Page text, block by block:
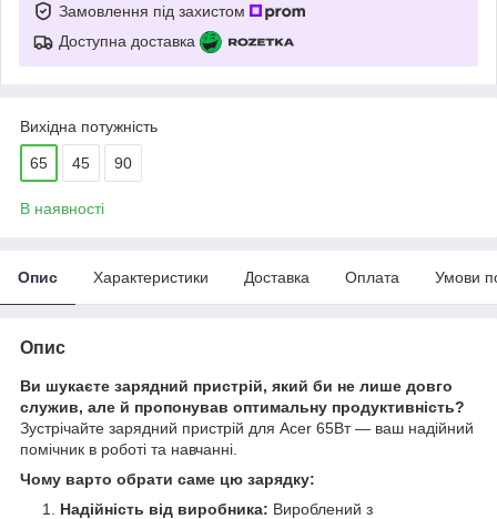
Замовлення під захистом
Доступна доставка
Вихідна потужність
65 45 90
В наявності
Опис Характеристики Доставка Оплата Умови
Опис
Ви шукаєте зарядний пристрій, який би не лише довго
служив, але й пропонував оптимальну продуктивність?
Зустрічайте зарядний пристрій для Acer 65Вт — ваш надійний
помічник в роботі та навчанні.
Чому варто обрати саме цю зарядку:
Надійність від виробника: Вироблений з